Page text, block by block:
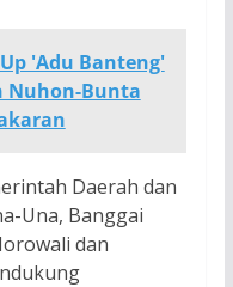
'Adu Banteng'
Nuhon-Bunta
Daerah dan
Una, Banggai
dan